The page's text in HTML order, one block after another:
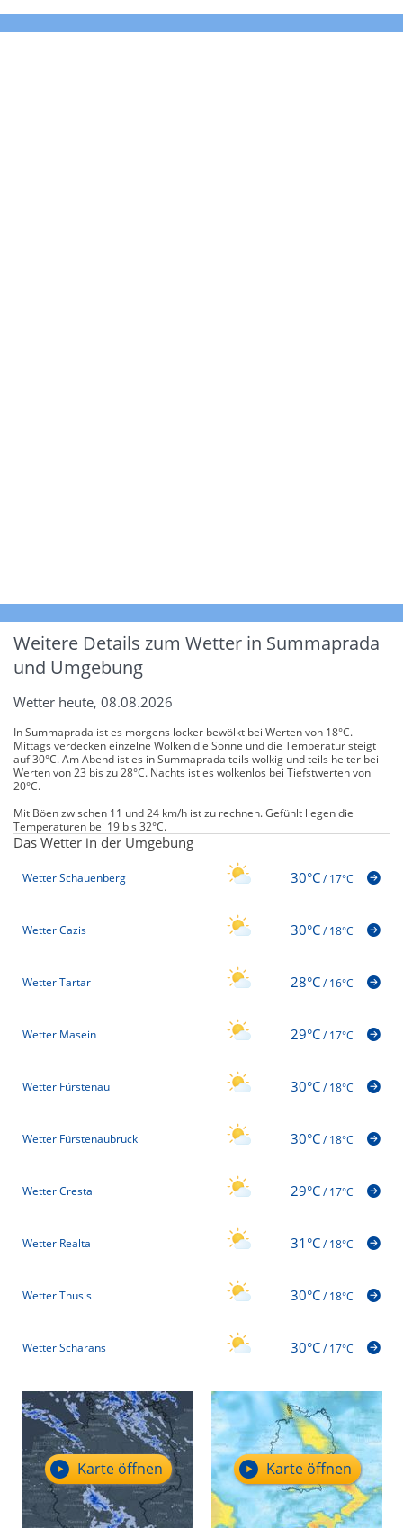
Weitere Details zum Wetter in Summaprada
und Umgebung
Wetter heute, 08.08.2026
In Summaprada ist es morgens locker bewölkt bei Werten von 18°C.
Mittags verdecken einzelne Wolken die Sonne und die Temperatur steigt
auf 30°C. Am Abend ist es in Summaprada teils wolkig und teils heiter bei
Werten von 23 bis zu 28°C. Nachts ist es wolkenlos bei Tiefstwerten von
20°C.
Mit Böen zwischen 11 und 24 km/h ist zu rechnen. Gefühlt liegen die
Temperaturen bei 19 bis 32°C.
Das Wetter in der Umgebung
Wetter Schauenberg 30°C/17°C
Wetter Cazis 30°C/18°C
Wetter Tartar 28°C/16°C
Wetter Masein 29°C/17°C
Wetter Fürstenau 30°C/18°C
Wetter Fürstenaubruck 30°C/18°C
Wetter Cresta 29°C/17°C
Wetter Realta 31°C/18°C
Wetter Thusis 30°C/18°C
Wetter Scharans 30°C/17°C
Karte öffnen Karte öffnen